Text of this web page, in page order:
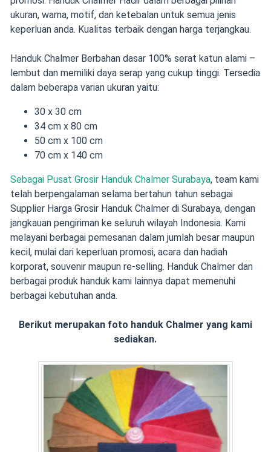
ukuran, warna, motif, dan ketebalan untuk semua jenis
keperluan anda. Kualitas terbaik dengan harga terjangkau.
Handuk Chalmer Berbahan dasar 100% serat katun alami –
lembut dan memiliki daya serap yang cukup tinggi. Tersedia
dalam beberapa varian ukuran yaitu:
30 x 30 cm
34 cm x 80 cm
50 cm x 100 cm
70 cm x 140 cm
Sebagai Pusat Grosir Handuk Chalmer Surabaya, team kami
telah berpengalaman selama bertahun tahun sebagai
Supplier Harga Grosir Handuk Chalmer di Surabaya, dengan
jangkauan pengiriman ke seluruh wilayah Indonesia. Kami
melayani berbagai pemesanan dalam jumlah besar maupun
kecil, mulai dari keperluan promosi, acara dan hadiah
korporat, souvenir maupun re-selling. Handuk Chalmer dan
berbagai produk handuk kami lainnya dapat memenuhi
berbagai kebutuhan anda.
Berikut merupakan foto handuk Chalmer yang kami
sediakan.